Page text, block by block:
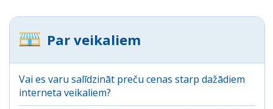
Par veikaliem
Vai es varu salīdzināt preču cenas starp dažādiem
interneta veikaliem?